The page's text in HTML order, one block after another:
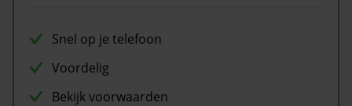
Snel op je telefoon
Voordelig
Bekijk voorwaarden